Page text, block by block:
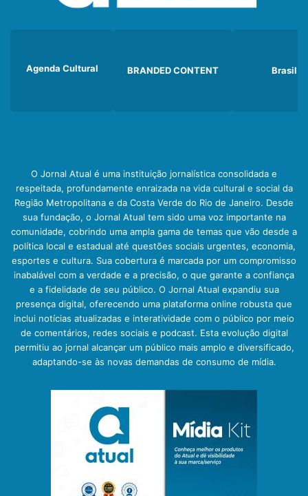
Agenda Cultural BRANDED CONTENT Brasil
O Jornal Atual é uma instituição jornalística consolidada e
respeitada, profundamente enraizada na vida cultural e social da
Região Metropolitana e da Costa Verde do Rio de Janeiro. Desde
sua fundação, o Jornal Atual tem sido uma voz importante na
comunidade, cobrindo uma ampla gama de temas que vão desde a
política local e estadual até questões sociais urgentes, economia,
esportes e cultura. Sua cobertura é marcada por um compromisso
inabalável com a verdade e a precisão, o que garante a confiança
e a fidelidade de seu público. O Jornal Atual expandiu sua
presença digital, oferecendo uma plataforma online robusta que
inclui notícias atualizadas e interatividade com o público por meio
de comentários, redes sociais e podcast. Esta evolução digital
permitiu ao jornal alcançar um público mais amplo e diversificado,
adaptando-se às novas demandas de consumo de mídia.